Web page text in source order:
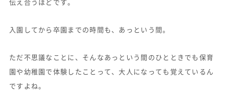
入園してから卒園までの時間も、あっという間。
ただ不思議なことに、そんなあっという間のひとときでも保育
園や幼稚園で体験したことって、大人になっても覚えているん
ですよね。